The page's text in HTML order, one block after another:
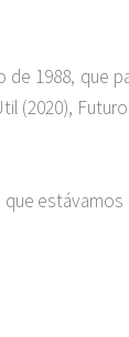
1988, que
(2020),